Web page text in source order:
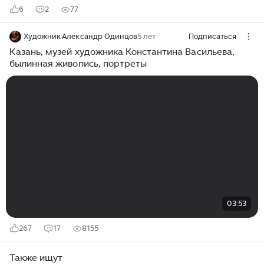
6 2 77
Художник Александр Одинцов5 лет Подписаться
Казань, музей художника Константина Васильева,
былинная живопись, портреты
03:53
267 17 8155
Также ищут